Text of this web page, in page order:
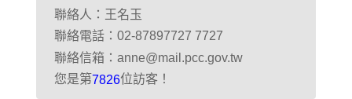
聯絡人：王名玉
聯絡電話：02-87897727 7727
聯絡信箱：anne@mail.pcc.gov.tw
您是第7826位訪客！